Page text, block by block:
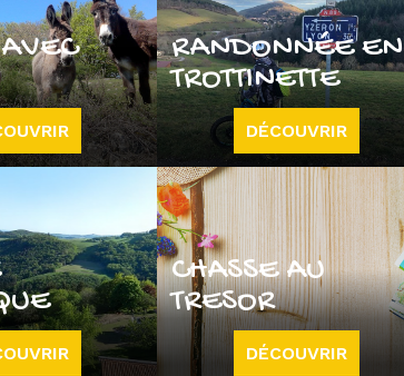
RANDONNÉE EN
TROTTINETTE
DÉCOUVRIR
CHASSE AU
TRESOR
DÉCOUVRIR